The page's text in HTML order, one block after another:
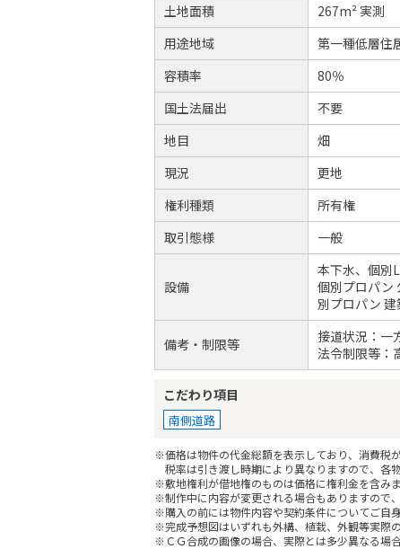
土地面積
267m² 実測
用途地域
第一種低層住
容積率
80％
国土法届出
不要
地目
畑
現況
更地
権利種類
所有権
取引態様
一般
設備
本下水、個別
個別プロパ
別プロパン
備考・制限等
接道状況：一
法令制限等：
こだわり項目
南側道路
※価格は物件の代金総額を表示しており、消費税
税率は引き渡し時期により異なりますので、各
※敷地権利が借地権のものは価格に権利金を含みま
※制作中に内容が変更される場合もありますので
※購入の前には物件内容や契約条件についてご自
※完成予想図はいずれも外構、植栽、外観等実際
※ＣＧ合成の画像の場合、実際とは多少異なる場合